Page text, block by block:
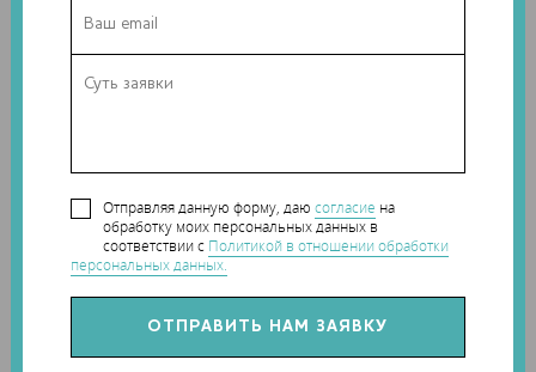
Отправляя данную форму, даюсогласие на
обработку моих персональных данных в
соответствии с Политикой в отношении обработки
персональных данных.
намерения по этой теме. CECIMO планирует тесно
европейского рынка 3D-печати.
Теги:CECIMO
Наши новости в telegram канале: